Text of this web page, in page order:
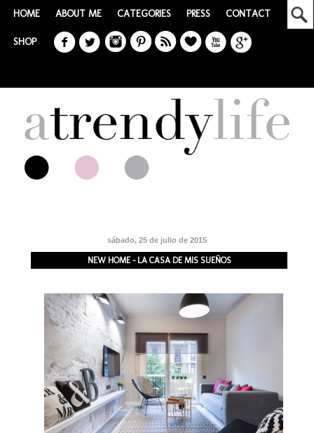
HOME ABOUT ME CATEGORIES PRESS CONTACT
SHOP
sábado, 25 de julio de 2015
NEW HOME - LA CASA DE MIS SUEÑOS